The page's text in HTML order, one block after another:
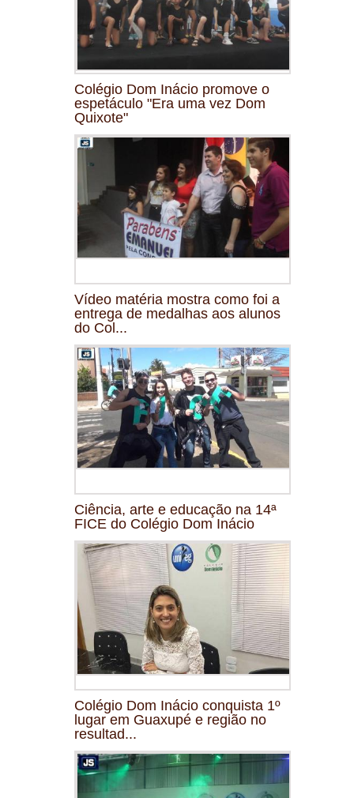
Colégio Dom Inácio promove o
espetáculo "Era uma vez Dom
Quixote"
Vídeo matéria mostra como foi a
entrega de medalhas aos alunos
do Col...
Ciência, arte e educação na 14ª
FICE do Colégio Dom Inácio
Colégio Dom Inácio conquista 1º
lugar em Guaxupé e região no
resultad...